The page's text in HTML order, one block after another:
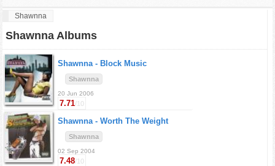
Shawnna
Shawnna Albums
Shawnna - Block Music
Shawnna
20 Jun 2006
7.71/10
Shawnna - Worth The Weight
Shawnna
02 Sep 2004
7.48/10